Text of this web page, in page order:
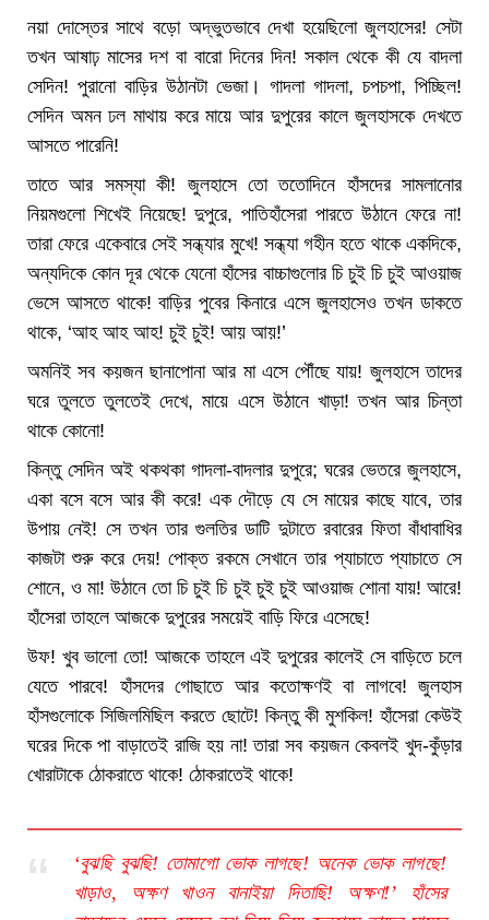
নয়া দোস্তের সাথে বড়ো অদ্ভুতভাবে দেখা হয়েছিলো জুলহাসের! সেটা
তখন আষাঢ় মাসের দশ বা বারো দিনের দিন! সকাল থেকে কী যে বাদলা
সেদিন! পুরানো বাড়ির উঠানটা ভেজা। গাদলা গাদলা, চপচপা, পিচ্ছিল!
সেদিন অমন ঢল মাথায় করে মায়ে আর দুপুরের কালে জুলহাসকে দেখতে
আসতে পারেনি!
তাতে আর সমস্যা কী! জুলহাসে তো ততোদিনে হাঁসদের সামলানোর
নিয়মগুলো শিখেই নিয়েছে! দুপুরে, পাতিহাঁসেরা পারতে উঠানে ফেরে না!
তারা ফেরে একেবারে সেই সন্ধ্যার মুখে! সন্ধ্যা গহীন হতে থাকে একদিকে,
অন্যদিকে কোন দূর থেকে যেনো হাঁসের বাচ্চাগুলোর চি চুই চি চুই আওয়াজ
ভেসে আসতে থাকে! বাড়ির পুবের কিনারে এসে জুলহাসেও তখন ডাকতে
থাকে, ‘আহ আহ আহ! চুই চুই! আয় আয়!’
অমনিই সব কয়জন ছানাপোনা আর মা এসে পৌঁছে যায়! জুলহাসে তাদের
ঘরে তুলতে তুলতেই দেখে, মায়ে এসে উঠানে খাড়া! তখন আর চিন্তা
থাকে কোনো!
কিন্তু সেদিন অই থকথকা গাদলা-বাদলার দুপুরে; ঘরের ভেতরে জুলহাসে,
একা বসে বসে আর কী করে! এক দৌড়ে যে সে মায়ের কাছে যাবে, তার
উপায় নেই! সে তখন তার গুলতির ডাটি দুটাতে রবারের ফিতা বাঁধাবাধির
কাজটা শুরু করে দেয়! পোক্ত রকমে সেখানে তার প্যাচাতে প্যাচাতে সে
শোনে, ও মা! উঠানে তো চি চুই চি চুই চুই চুই আওয়াজ শোনা যায়! আরে!
হাঁসেরা তাহলে আজকে দুপুরের সময়েই বাড়ি ফিরে এসেছে!
উফ! খুব ভালো তো! আজকে তাহলে এই দুপুরের কালেই সে বাড়িতে চলে
যেতে পারবে! হাঁসদের গোছাতে আর কতোক্ষণই বা লাগবে! জুলহাস
হাঁসগুলোকে সিজিলমিছিল করতে ছোটে! কিন্তু কী মুশকিল! হাঁসেরা কেউই
ঘরের দিকে পা বাড়াতেই রাজি হয় না! তারা সব কয়জন কেবলই খুদ-কুঁড়ার
খোরাটাকে ঠোকরাতে থাকে! ঠোকরাতেই থাকে!
‘বুঝছি বুঝছি! তোমাগো ভোক লাগছে! অনেক ভোক লাগছে!
খাড়াও, অক্ষণ খাওন বানাইয়া দিতাছি! অক্ষণ!’ হাঁসের